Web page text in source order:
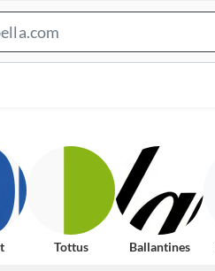
Bar
Tottus Ballantines